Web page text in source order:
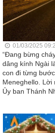
01/03/2025
“Đang bừng
dâng kính Ngài
con đi từng
Meneghello. Lời
Ủy ban Thánh